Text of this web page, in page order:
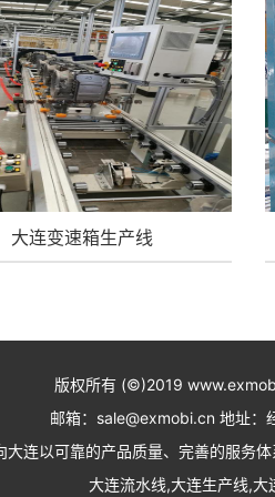
大连变速箱生产线
版权所有 (©)2019
邮箱：sale@exmobi.cn 地址：
大连以可靠的产品质量、完善的服务
大连流水线,大连生产线,大